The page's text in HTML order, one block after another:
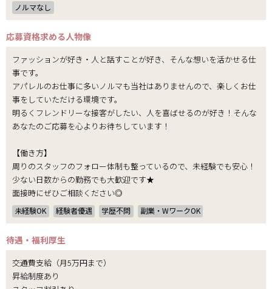
ノルマなし
応募資格求める人物像
ファッションが好き・人と話すことが好き、そんな想いを活かせる仕
事です。
アパレルのお仕事に多いノルマも当社はありませんので、楽しくお仕
事をしていただける環境です。
明るくフレンドリーな接客がしたい、人を喜ばせるのが好き！そんな
あなたのご応募を心よりお待ちしています！
【働き方】
周りのスタッフのフォロー体制も整っているので、未経験でも安心！
少ない日数からの勤務でも大歓迎です★
面接時にぜひご相談ください◎
未経験OK 経験者優遇 学歴不問 副業・WワークOK
待遇・福利厚生
交通費支給（月5万円まで）
昇給制度あり